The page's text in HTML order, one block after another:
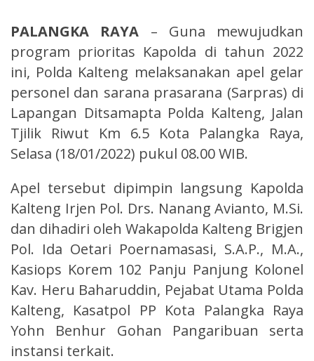
PALANGKA RAYA – Guna mewujudkan
program prioritas Kapolda di tahun 2022
ini, Polda Kalteng melaksanakan apel gelar
personel dan sarana prasarana (Sarpras) di
Lapangan Ditsamapta Polda Kalteng, Jalan
Tjilik Riwut Km 6.5 Kota Palangka Raya,
Selasa (18/01/2022) pukul 08.00 WIB.
Apel tersebut dipimpin langsung Kapolda
Kalteng Irjen Pol. Drs. Nanang Avianto, M.Si.
dan dihadiri oleh Wakapolda Kalteng Brigjen
Pol. Ida Oetari Poernamasasi, S.A.P., M.A.,
Kasiops Korem 102 Panju Panjung Kolonel
Kav. Heru Baharuddin, Pejabat Utama Polda
Kalteng, Kasatpol PP Kota Palangka Raya
Yohn Benhur Gohan Pangaribuan serta
instansi terkait.